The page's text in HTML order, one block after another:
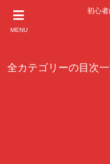
MENU
初心
全カテゴリーの目次